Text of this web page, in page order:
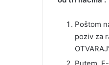
Poštom
poziv za